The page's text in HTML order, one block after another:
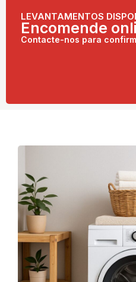
LEVANTAMENTOS
Encomende
Contacte-nos para